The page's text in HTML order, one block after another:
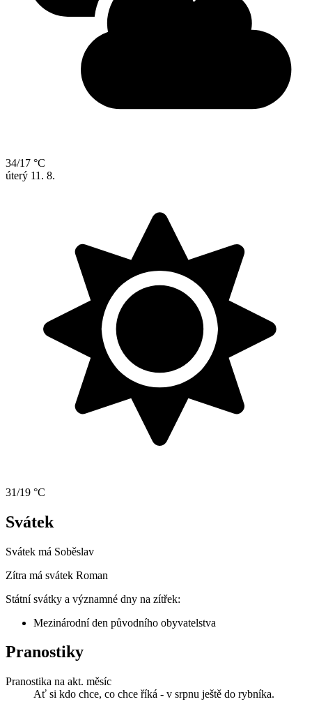
34/17 °C
úterý 11. 8.
31/19 °C
Svátek
Svátek má Soběslav
Zítra má svátek Roman
Státní svátky a významné dny na zítřek:
Mezinárodní den původního obyvatelstva
Pranostiky
Pranostika na akt. měsíc
Ať si kdo chce, co chce říká - v srpnu ještě do rybníka.